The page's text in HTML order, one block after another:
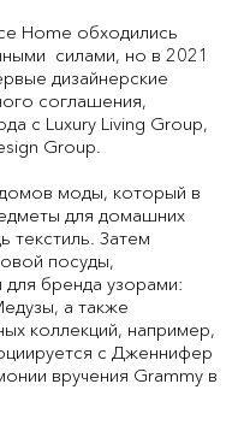
Home обходились
силами, но в 2021
дизайнерские
соглашения,
с Luxury Living Group,
Group.
моды, который в
для домашних
текстиль. Затем
посуды,
бренда узорами:
а также
коллекций, например,
с Дженнифер
вручения Grammy в